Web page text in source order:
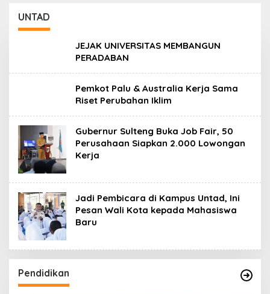
UNTAD
JEJAK UNIVERSITAS MEMBANGUN
PERADABAN
Pemkot Palu & Australia Kerja Sama
Riset Perubahan Iklim
Gubernur Sulteng Buka Job Fair, 50
Perusahaan Siapkan 2.000 Lowongan
Kerja
Jadi Pembicara di Kampus Untad, Ini
Pesan Wali Kota kepada Mahasiswa
Baru
Pendidikan